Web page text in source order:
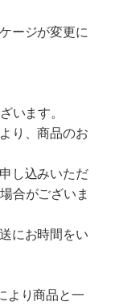
ージが変更に
います。
り、商品のお
し込みいただ
合がございま
にお時間をい
より商品と一